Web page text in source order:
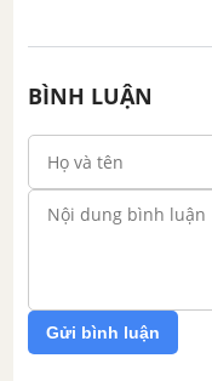
BÌNH LUẬN
Gửi bình luận